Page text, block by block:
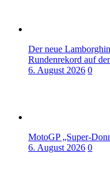
Der neue
Rundenrekord auf
6. August 2026 0
MotoGP „Super-
6. August 2026 0